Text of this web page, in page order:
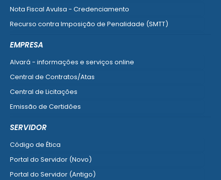
Nota Fiscal Avulsa - Credenciamento
Recurso contra Imposição de Penalidade (SMTT)
EMPRESA
Alvará - informações e serviços online
Central de Contratos/Atas
Central de Licitações
Emissão de Certidões
SERVIDOR
Código de Ética
Portal do Servidor (Novo)
Portal do Servidor (Antigo)